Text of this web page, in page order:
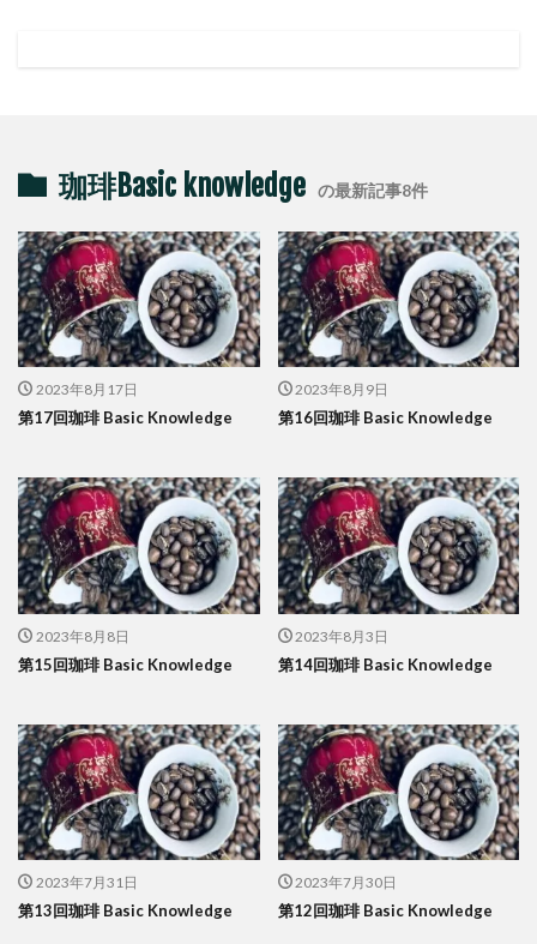
珈琲Basic knowledge の最新記事8件
2023年8月17日
第17回珈琲 Basic Knowledge
2023年8月9日
第16回珈琲 Basic Knowledge
2023年8月8日
第15回珈琲 Basic Knowledge
2023年8月3日
第14回珈琲 Basic Knowledge
2023年7月31日
第13回珈琲 Basic Knowledge
2023年7月30日
第12回珈琲 Basic Knowledge